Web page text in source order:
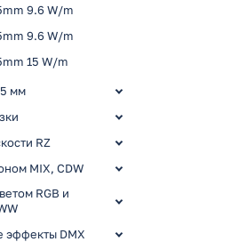
9.6 W/m
9.6 W/m
15 W/m
мм
RZ
MIX, CDW
RGB и
эффекты DMX